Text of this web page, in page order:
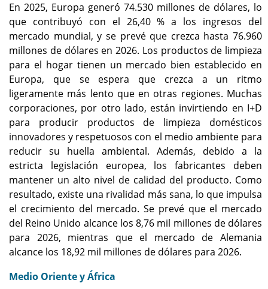
En 2025, Europa generó 74.530 millones de dólares, lo
que contribuyó con el 26,40 % a los ingresos del
mercado mundial, y se prevé que crezca hasta 76.960
millones de dólares en 2026. Los productos de limpieza
para el hogar tienen un mercado bien establecido en
Europa, que se espera que crezca a un ritmo
ligeramente más lento que en otras regiones. Muchas
corporaciones, por otro lado, están invirtiendo en I+D
para producir productos de limpieza domésticos
innovadores y respetuosos con el medio ambiente para
reducir su huella ambiental. Además, debido a la
estricta legislación europea, los fabricantes deben
mantener un alto nivel de calidad del producto. Como
resultado, existe una rivalidad más sana, lo que impulsa
el crecimiento del mercado. Se prevé que el mercado
del Reino Unido alcance los 8,76 mil millones de dólares
para 2026, mientras que el mercado de Alemania
alcance los 18,92 mil millones de dólares para 2026.
Medio Oriente y África